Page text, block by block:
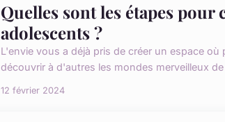
Quelles sont les étapes
adolescents ?
L'envie vous a déjà pris de créer un espace
découvrir à d'autres les mondes merveilleux
12 février 2024